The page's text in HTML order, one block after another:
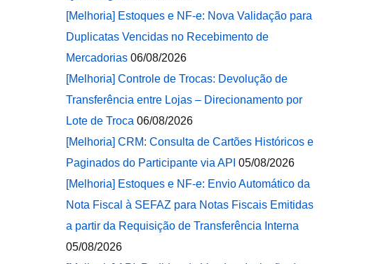
[Melhoria] Estoques e NF-e: Nova Validação para
Duplicatas Vencidas no Recebimento de
Mercadorias 06/08/2026
[Melhoria] Controle de Trocas: Devolução de
Transferência entre Lojas – Direcionamento por
Lote de Troca 06/08/2026
[Melhoria] CRM: Consulta de Cartões Históricos e
Paginados do Participante via API 05/08/2026
[Melhoria] Estoques e NF-e: Envio Automático da
Nota Fiscal à SEFAZ para Notas Fiscais Emitidas
a partir da Requisição de Transferência Interna
05/08/2026